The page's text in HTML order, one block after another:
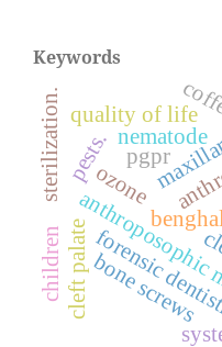
Keywords
forensic
bone screws
cleft palate
ozone
nematode
pests.
sterilization.
children
quality of life
pgpr